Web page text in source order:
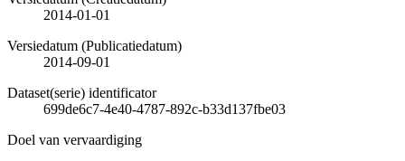
2014-01-01
Versiedatum (Publicatiedatum)
2014-09-01
Dataset(serie) identificator
699de6c7-4e40-4787-892c-b33d137fbe03
Doel van vervaardiging